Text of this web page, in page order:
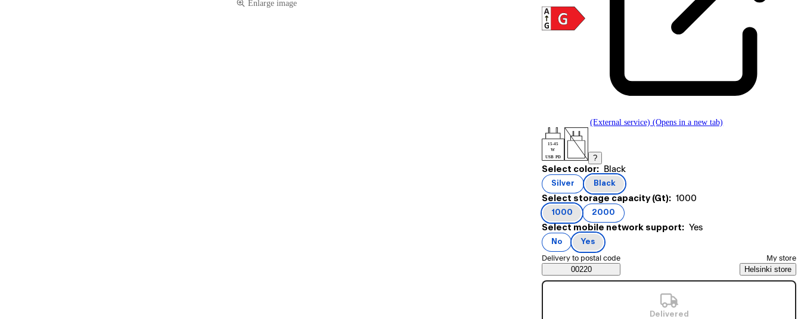
Enlarge image
(External service) (Opens in a new tab)
15-45
W
USB PD
?
Product variants
Select color: Current selection Black
Black
Silver
(color
Black
(color
Select storage capacity (Gt): Current selection 1000
1000
1000
(storage capacity (Gt)
2000
(storage capacity (Gt)
Select mobile network support: Current selection Yes
Yes
No
(mobile network support
Yes
( mobile network support
Saatavuustiedot
Select order method
Delivery to postal code
00220
My store
Helsinki store
Delivered